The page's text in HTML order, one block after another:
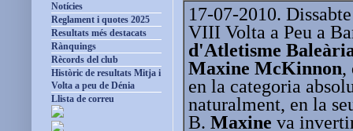
17-07-2010.
VIII Volta a Peu a
d'Atletisme
Maxine McKinnon,
en la categoria
naturalment, en la
B. Maxine va
Notícies
Reglament i quotes 2025
Resultats més destacats
Rànquings
Rècords del club
Històric de resultats Mitja i
Volta a peu de Dénia
Llista de correu